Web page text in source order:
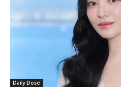
Daily Dose